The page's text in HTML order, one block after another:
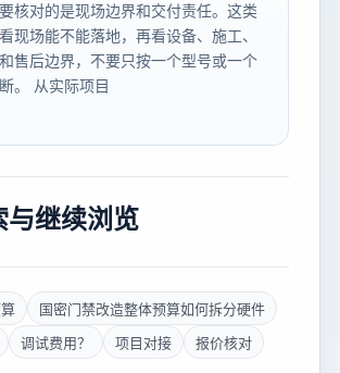
核对的是现场边界和交付责任。这类
现场能不能落地，再看设备、施工、
售后边界，不要只按一个型号或一个
。 从实际项目
与继续浏览
国密门禁改造整体预算如何拆分硬件
调试费用？ 项目对接
报价核对